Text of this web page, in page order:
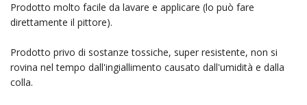
Prodotto molto facile da lavare e applicare (lo può fare
direttamente il pittore).
Prodotto privo di sostanze tossiche, super resistente, non si
rovina nel tempo dall'ingiallimento causato dall'umidità e dalla
colla.